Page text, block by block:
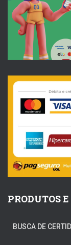
PRODUTOS
BUSCA DE